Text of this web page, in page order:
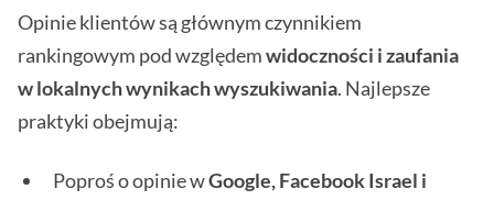
Opinie klientów są głównym czynnikiem
rankingowym pod względemwidoczności i zaufania
w lokalnych wynikach wyszukiwania. Najlepsze
praktyki obejmują:
Poproś o opinie wGoogle, Facebook Israel i